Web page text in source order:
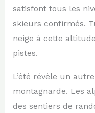
satisfont tous les
skieurs confirmés.
neige à cette
pistes.
L’été révèle un
montagnarde. Les
des sentiers de